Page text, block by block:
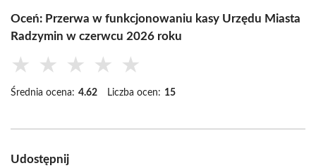
Oceń: Przerwa w funkcjonowaniu kasy Urzędu Miasta
Radzymin w czerwcu 2026 roku
★ ★ ★ ★ ★
Średnia ocena: 4.62 Liczba ocen: 15
Udostępnij